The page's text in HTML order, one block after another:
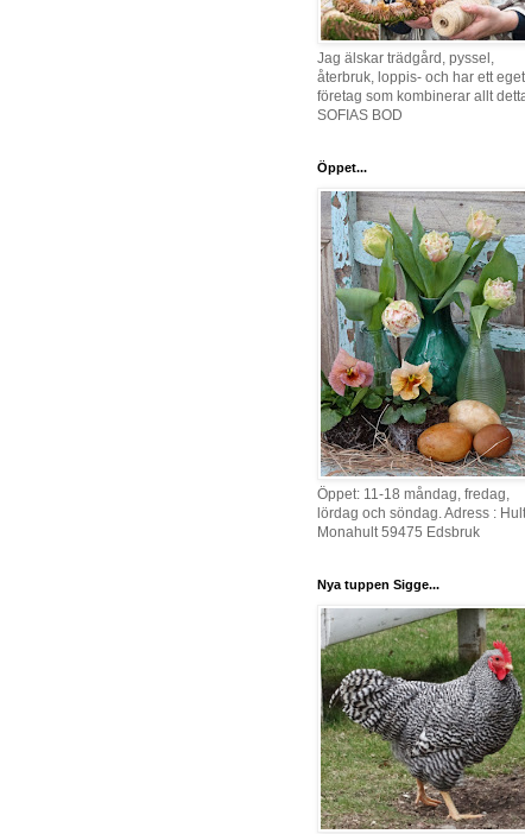
Jag älskar trädgård, pyssel,
återbruk, loppis- och har ett eget
företag som kombinerar allt
SOFIAS BOD
Öppet...
Öppet: 11-18 måndag, fredag,
lördag och söndag. Adress :
Monahult 59475 Edsbruk
Nya tuppen Sigge...